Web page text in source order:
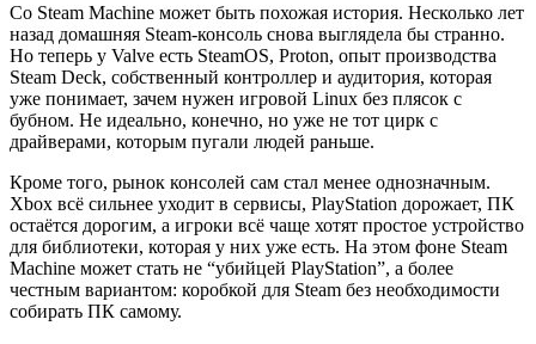
Со Steam Machine может быть похожая история. Несколько лет
назад домашняя Steam-консоль снова выглядела бы странно.
Но теперь у Valve есть SteamOS, Proton, опыт производства
Steam Deck, собственный контроллер и аудитория, которая
уже понимает, зачем нужен игровой Linux без плясок с
бубном. Не идеально, конечно, но уже не тот цирк с
драйверами, которым пугали людей раньше.
Кроме того, рынок консолей сам стал менее однозначным.
Xbox всё сильнее уходит в сервисы, PlayStation дорожает, ПК
остаётся дорогим, а игроки всё чаще хотят простое устройство
для библиотеки, которая у них уже есть. На этом фоне Steam
Machine может стать не “убийцей PlayStation”, а более
честным вариантом: коробкой для Steam без необходимости
собирать ПК самому.